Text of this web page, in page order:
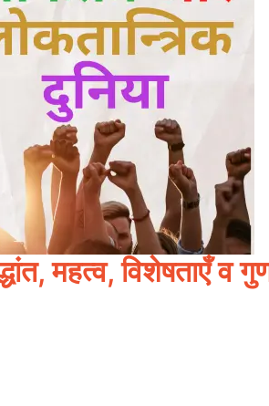
महत्व, विशेषताएँ व